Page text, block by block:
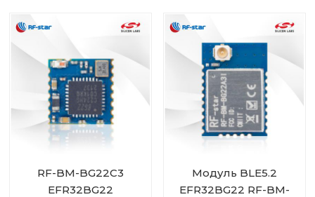
RF-BM-BG22C3
EFR32BG22
Модуль BLE5.2
EFR32BG22 RF-BM-